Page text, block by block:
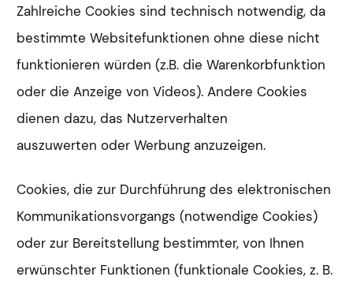
Zahlreiche Cookies sind technisch notwendig, da
bestimmte Websitefunktionen ohne diese nicht
funktionieren würden (z.B. die Warenkorbfunktion
oder die Anzeige von Videos). Andere Cookies
dienen dazu, das Nutzerverhalten
auszuwerten oder Werbung anzuzeigen.
Cookies, die zur Durchführung des elektronischen
Kommunikationsvorgangs (notwendige Cookies)
oder zur Bereitstellung bestimmter, von Ihnen
erwünschter Funktionen (funktionale Cookies, z. B.